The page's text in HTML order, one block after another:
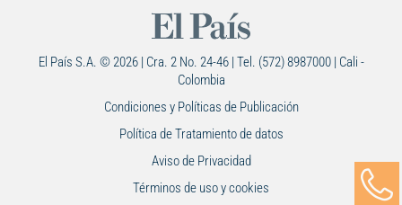
El País S.A. © 2026 | Cra. 2 No. 24-46 | Tel. (572) 8987000 | Cali -
Colombia
Condiciones y Políticas de Publicación
Política de Tratamiento de datos
Aviso de Privacidad
Términos de uso y cookies